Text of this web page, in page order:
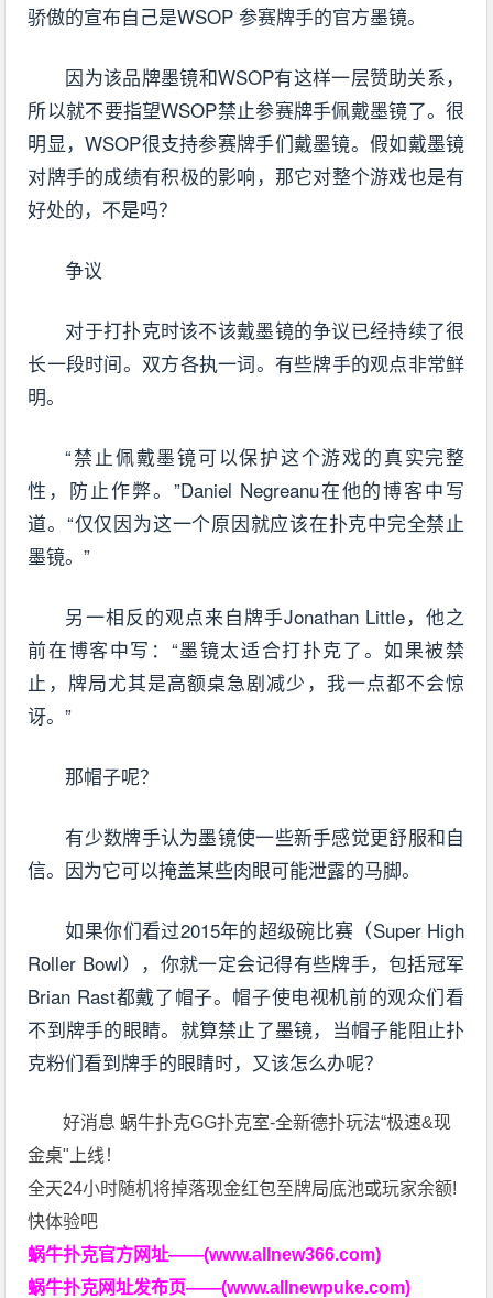
骄傲的宣布自己是WSOP 参赛牌手的官方墨镜。
因为该品牌墨镜和WSOP有这样一层赞助关系，
所以就不要指望WSOP禁止参赛牌手佩戴墨镜了。很
明显，WSOP很支持参赛牌手们戴墨镜。假如戴墨镜
对牌手的成绩有积极的影响，那它对整个游戏也是有
好处的，不是吗？
争议
对于打扑克时该不该戴墨镜的争议已经持续了很
长一段时间。双方各执一词。有些牌手的观点非常鲜
明。
“禁止佩戴墨镜可以保护这个游戏的真实完整
性，防止作弊。”Daniel Negreanu在他的博客中写
道。“仅仅因为这一个原因就应该在扑克中完全禁止
墨镜。”
另一相反的观点来自牌手Jonathan Little，他之
前在博客中写：“墨镜太适合打扑克了。如果被禁
止，牌局尤其是高额桌急剧减少，我一点都不会惊
讶。”
那帽子呢？
有少数牌手认为墨镜使一些新手感觉更舒服和自
信。因为它可以掩盖某些肉眼可能泄露的马脚。
如果你们看过2015年的超级碗比赛（Super High
Roller Bowl），你就一定会记得有些牌手，包括冠军
Brian Rast都戴了帽子。帽子使电视机前的观众们看
不到牌手的眼睛。就算禁止了墨镜，当帽子能阻止扑
克粉们看到牌手的眼睛时，又该怎么办呢？
好消息 蜗牛扑克GG扑克室-全新德扑玩法“极速&现
金桌"上线！
全天24小时随机将掉落现金红包至牌局底池或玩家余额!
快体验吧
蜗牛扑克官方网址——(www.allnew366.com)
蜗牛扑克网址发布页——(www.allnewpuke.com)